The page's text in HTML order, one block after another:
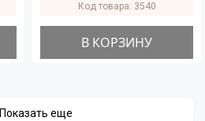
Код товара: 3540
В КОРЗИНУ
Показать еще